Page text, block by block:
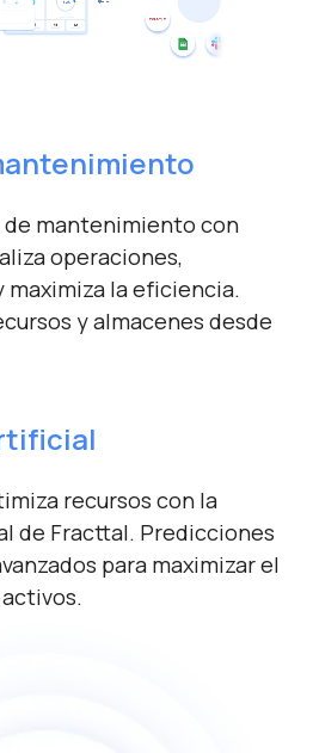
mantenimiento con
operaciones,
la eficiencia.
y almacenes desde
recursos con la
de Fracttal. Predicciones
para maximizar el